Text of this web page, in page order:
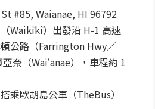
#85, Waianae, HI 96792
Waikīkī）出發沿 H-1 高速
公路（Farrington Hwy／
奈（Waiʻanae），車程約 1
乘歐胡島公車（TheBus）